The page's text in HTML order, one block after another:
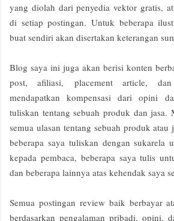
yang diolah dari penyedia vektor gratis,
di setiap postingan. Untuk beberapa
buat sendiri akan disertakan keterangan
Blog saya ini juga akan berisi konten
post, afiliasi, placement article, dan
mendapatkan kompensasi dari opini
tuliskan tentang sebuah produk dan jasa.
semua ulasan tentang sebuah produk atau
beberapa saya tuliskan dengan sukarela
kepada pembaca, beberapa saya tulis
dan beberapa lainnya atas kehendak saya
Semua postingan review baik berbayar
berdasarkan pengalaman pribadi, opini,